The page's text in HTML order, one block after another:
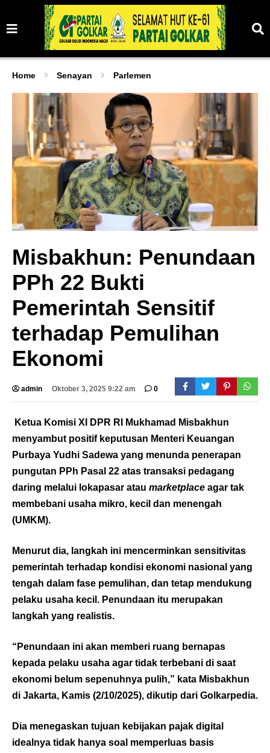
Home Senayan Parlemen
Misbakhun: Penundaan
PPh 22 Bukti
Pemerintah Sensitif
terhadap Pemulihan
Ekonomi
admin Oktober 3, 2025 9:22 am 0
Ketua Komisi XI DPR RI Mukhamad Misbakhun
menyambut positif keputusan Menteri Keuangan
Purbaya Yudhi Sadewa yang menunda penerapan
pungutan PPh Pasal 22 atas transaksi pedagang
daring melalui lokapasar atau marketplace agar tak
membebani usaha mikro, kecil dan menengah
(UMKM).
Menurut dia, langkah ini mencerminkan sensitivitas
pemerintah terhadap kondisi ekonomi nasional yang
tengah dalam fase pemulihan, dan tetap mendukung
pelaku usaha kecil. Penundaan itu merupakan
langkah yang realistis.
“Penundaan ini akan memberi ruang bernapas
kepada pelaku usaha agar tidak terbebani di saat
ekonomi belum sepenuhnya pulih,” kata Misbakhun
di Jakarta, Kamis (2/10/2025), dikutip dari Golkarpedia.
Dia menegaskan tujuan kebijakan pajak digital
idealnya tidak hanya soal memperluas basis